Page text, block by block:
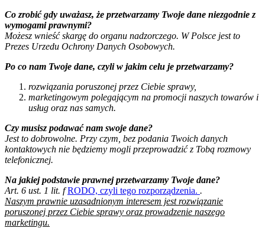
Co zrobić gdy uważasz, że przetwarzamy Twoje dane niezgodnie z
wymogami prawnymi?
Możesz wnieść skargę do organu nadzorczego. W Polsce jest to
Prezes Urzedu Ochrony Danych Osobowych.
Po co nam Twoje dane, czyli w jakim celu je przetwarzamy?
rozwiązania poruszonej przez Ciebie sprawy,
marketingowym polegającym na promocji naszych towarów i
usług oraz nas samych.
Czy musisz podawać nam swoje dane?
Jest to dobrowolne. Przy czym, bez podania Twoich danych
kontaktowych nie będziemy mogli przeprowadzić z Tobą rozmowy
telefonicznej.
Na jakiej podstawie prawnej przetwarzamy Twoje dane?
Art. 6 ust. 1 lit. fRODO, czyli tego rozporządzenia. .
Naszym prawnie uzasadnionym interesem jest rozwiązanie
poruszonej przez Ciebie sprawy oraz prowadzenie naszego
marketingu.